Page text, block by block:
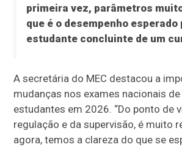
primeira vez, parâmetros
que é o desempenho esperado
estudante concluinte de um
A secretária do MEC destacou a
mudanças nos exames nacionais
estudantes em 2026. “Do ponto de
regulação e da supervisão, é muito
agora, temos a clareza do que se